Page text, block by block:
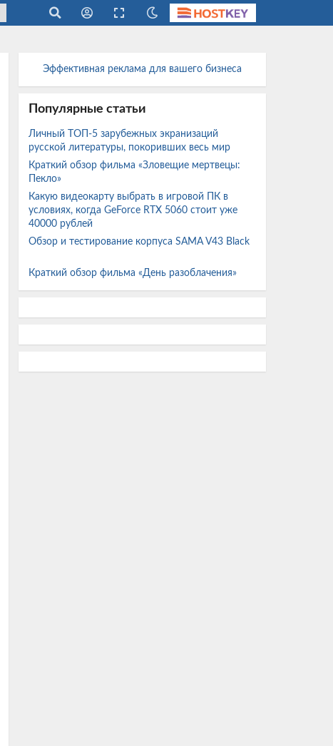
Эффективная реклама для вашего бизнеса
Популярные статьи
Личный ТОП-5 зарубежных экранизаций
русской литературы, покоривших весь мир
Краткий обзор фильма «Зловещие мертвецы:
Пекло»
Какую видеокарту выбрать в игровой ПК в
условиях, когда GeForce RTX 5060 стоит уже
40000 рублей
Обзор и тестирование корпуса SAMA V43 Black
Краткий обзор фильма «День разоблачения»